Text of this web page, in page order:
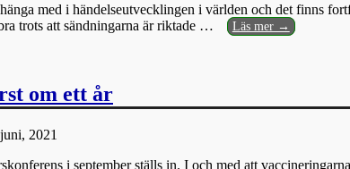
med i händelseutvecklingen i världen och det finns
trots att sändningarna är riktade … Läs mer →
om ett år
2021
i september ställs in. I och med att